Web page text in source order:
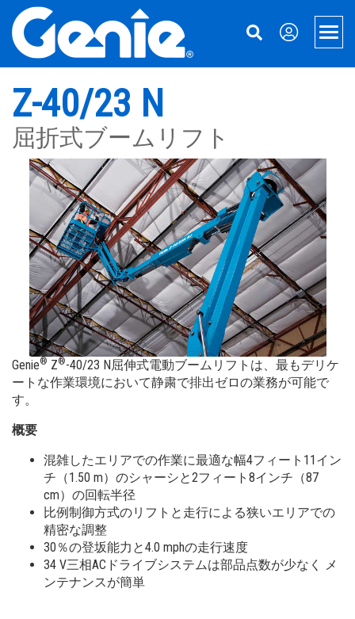
Main
Navigation
Main
Content
Footer
Menu
高所作業車
Xtra Capacity
伸縮式ブームリフト
屈折式ブームリフト
ブームおよびシザー・アクセサリー
牽引式ブームリフト
電動シザースリフト
ラフテレーン・シザーリフト
高所作業台 - AWPスーパーシリーズ
垂直マストリフト
マテリアルハンドリング
マテリアルリフト
サポート
機械ファイナンス
パーツ
サービス
マニュアル
安全性
トレーニング
ファームウェ
保証と製品登録
ビルディング インフォメーション モデリング
Genie Lift Connect™
製品資料
Genieについて
Genieについて
お問い合わせ
事業所所在地
Terex.comにアクセス
Terex株主・投資家情報
Z-40/23 N
屈折式ブームリフト
Genie® Z®-40/23 N屈伸式電動ブームリフトは、最もデリケ
ートな作業環境において静粛で排出ゼロの業務が可能で
す。
概要
混雑したエリアでの作業に最適な幅4フィート11イン
チ（1.50 m）のシャーシと2フィート8インチ（87
cm）の回転半径
比例制御方式のリフトと走行による狭いエリアでの
精密な調整
30％の登坂能力と4.0 mphの走行速度
34 V三相ACドライブシステムは部品点数が少なく メ
ンテナンスが簡単